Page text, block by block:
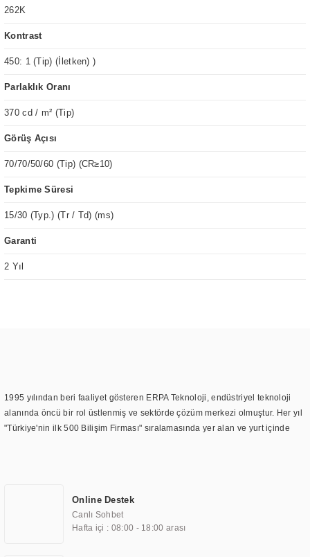
262K
Kontrast
450: 1 (Tip) (İletken) )
Parlaklık Oranı
370 cd / m² (Tip)
Görüş Açısı
70/70/50/60 (Tip) (CR≥10)
Tepkime Süresi
15/30 (Typ.) (Tr / Td) (ms)
Garanti
2 Yıl
1995 yılından beri faaliyet gösteren ERPA Teknoloji, endüstriyel teknoloji
alanında öncü bir rol üstlenmiş ve sektörde çözüm merkezi olmuştur. Her yıl
"Türkiye'nin ilk 500 Bilişim Firması" sıralamasında yer alan ve yurt içinde
TOCHI markası altında kendi ürettiği ürünlerde kullanmıştır. Günümüzde
TOCHI; videowall, digital signage, kiosk, totem, akıllı durak ekranı, araç içi
ekran, asansör ekranı, digital menüboard, marin ekran, medikal ekran,
Online Destek
Canlı Sohbet
Hafta içi : 08:00 - 18:00 arası